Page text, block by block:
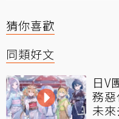
猜你喜歡
同類好文
日V
務
未